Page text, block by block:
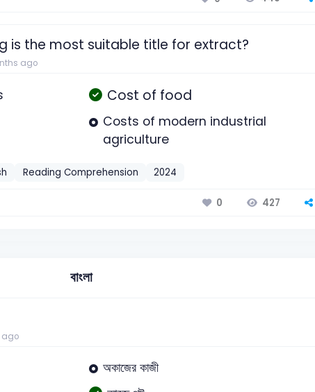
is the most suitable title for extract?
ago
Cost of food
Costs of modern industrial
agriculture
Reading Comprehension 2024
0 427
বাংলা
ago
অকাজের কাজী